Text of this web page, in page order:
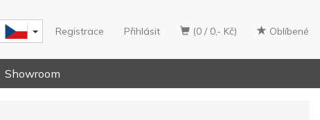
(0 / 0,- Kč) Oblíbené
Registrace Přihlásit
Showroom